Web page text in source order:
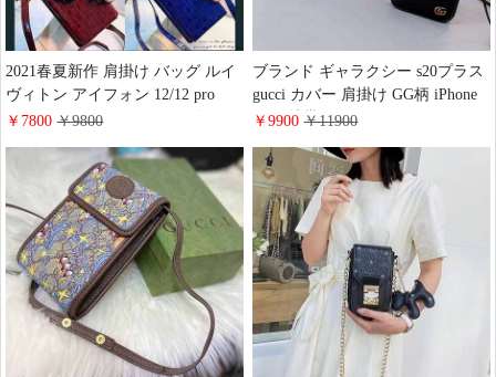
2021春夏新作 肩掛け バッグ ルイ
ヴィトン アイフォン 12/12 pro
max レザー ケース クロコダイル
Galaxys20 Ultra ケース ルイヴィト
ン 携帯ケース Galaxy note10
plus/note 10 アイホン11pro 全機種
対応 ヴィトン カバー
￥7800￥9800
ブランド ギャラクシー s20プラス
gucci カバー 肩掛け GG柄 iPhone
11pro携帯ケース グッチ galaxynote
iphone12/12 mini gucciケース 上品
GG アイフォン 12Promax スマホ
ケース
￥9900￥11900